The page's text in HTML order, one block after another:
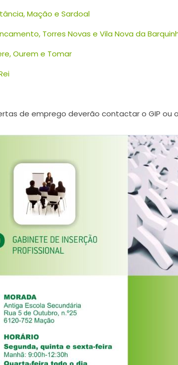
Mação e Sardoal
Torres Novas e Vila Nova da
Ourem e Tomar
de emprego deverão contactar o GIP ou